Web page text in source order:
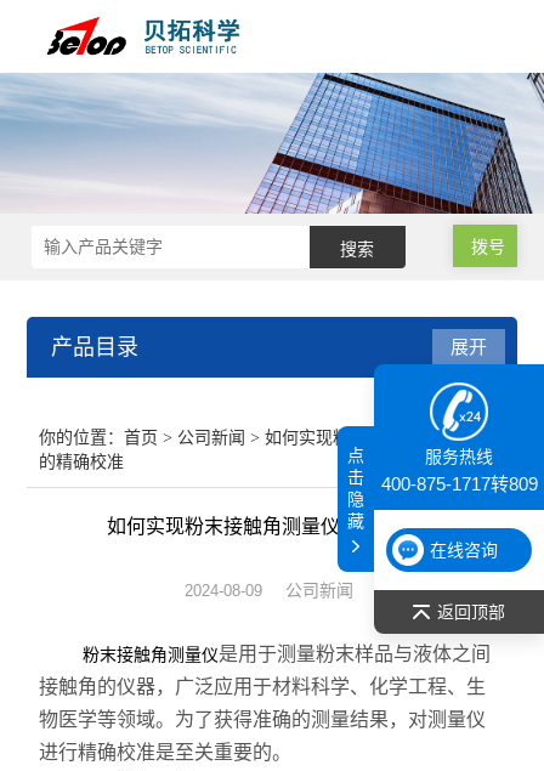
拨号
产品目录
纳米粒度仪
膜厚仪
光谱部件及外设
拉曼光谱仪
差示/热重/差热/热分析
展开
你的位置：首页 > 公司新闻 > 如何实现粉末接触角测量仪
的精确校准
如何实现粉末接触角测量仪的精确校准
2024-08-09 公司新闻
粉末接触角测量仪是用于测量粉末样品与液体之间
接触角的仪器，广泛应用于材料科学、化学工程、生
物医学等领域。为了获得准确的测量结果，对测量仪
进行精确校准是至关重要的。
服务热线
400-875-1717转809
在线咨询
返回顶部
点
击
隐
藏